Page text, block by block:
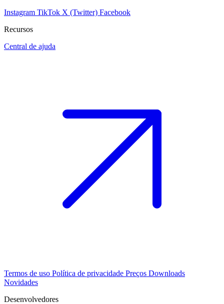
Instagram TikTok X (Twitter) Facebook
Recursos
Central de ajuda
Termos de uso Política de privacidade Preços Downloads
Novidades
Desenvolvedores